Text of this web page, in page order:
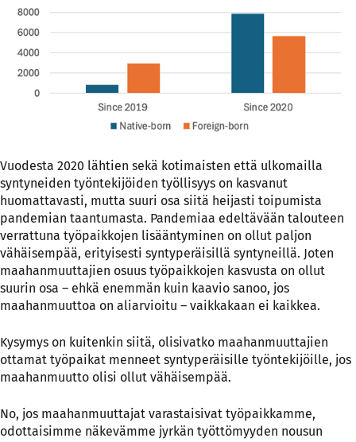
Vuodesta 2020 lähtien sekä kotimaisten että ulkomailla
syntyneiden työntekijöiden työllisyys on kasvanut
huomattavasti, mutta suuri osa siitä heijasti toipumista
pandemian taantumasta. Pandemiaa edeltävään talouteen
verrattuna työpaikkojen lisääntyminen on ollut paljon
vähäisempää, erityisesti syntyperäisillä syntyneillä. Joten
maahanmuuttajien osuus työpaikkojen kasvusta on ollut
suurin osa – ehkä enemmän kuin kaavio sanoo, jos
maahanmuuttoa on aliarvioitu – vaikkakaan ei kaikkea.
Kysymys on kuitenkin siitä, olisivatko maahanmuuttajien
ottamat työpaikat menneet syntyperäisille työntekijöille, jos
maahanmuutto olisi ollut vähäisempää.
No, jos maahanmuuttajat varastaisivat työpaikkamme,
odottaisimme näkevämme jyrkän työttömyyden nousun